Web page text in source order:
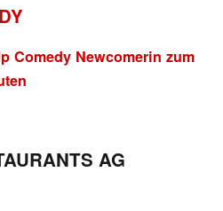
Comedy Newcomerin zum
AG